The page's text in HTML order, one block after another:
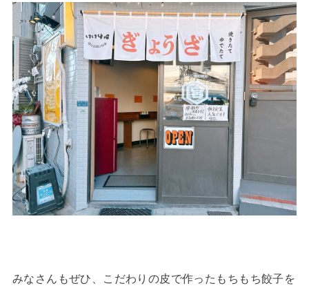
みなさんもぜひ、こだわりの皮で作ったもちもち餃子を